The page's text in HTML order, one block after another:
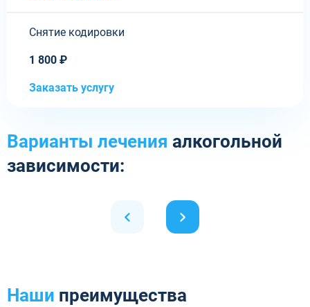
Снятие кодировки
1 800 ₽
Заказать услугу
Варианты лечения алкогольной
зависимости:
Наши преимущества